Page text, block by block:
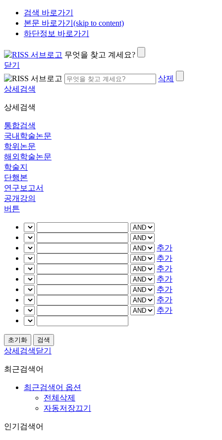
검색 바로가기
본문 바로가기(skip to content)
하단정보 바로가기
무엇을 찾고 계세요?
닫기
삭제
상세검색
상세검색
통합검색
국내학술논문
학위논문
해외학술논문
학술지
단행본
연구보고서
공개강의
버튼
추가
추가
추가
추가
추가
추가
추가
상세검색닫기
최근검색어
최근검색어 옵션
전체삭제
자동저장끄기
인기검색어